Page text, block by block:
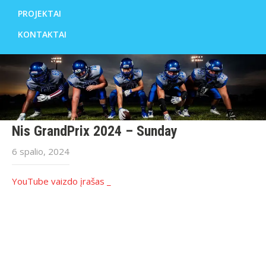
PROJEKTAI
KONTAKTAI
Nis GrandPrix 2024 – Sunday
6 spalio, 2024
YouTube vaizdo įrašas _